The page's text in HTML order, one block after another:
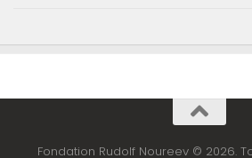
Fondation Rudolf Noureev © 2026.